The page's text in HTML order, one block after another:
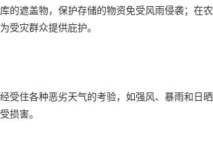
的遮盖物，保护存储的物资免受风雨侵袭；
受灾群众提供庇护。
受住各种恶劣天气的考验，如强风、暴雨和日
损害。